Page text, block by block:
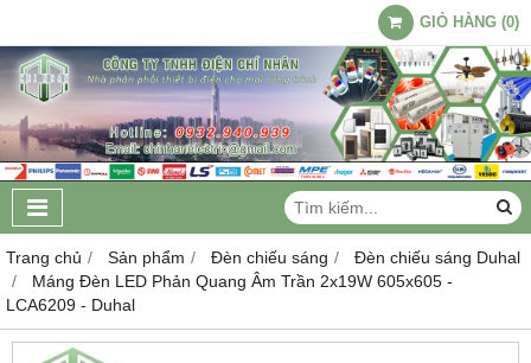
GIỎ HÀNG (0)
Trang chủ Sản phẩm Đèn chiếu sáng
Đèn chiếu sáng Duhal
Máng Đèn LED Phản Quang Âm Trần 2x19W 605x605 -
LCA6209 - Duhal